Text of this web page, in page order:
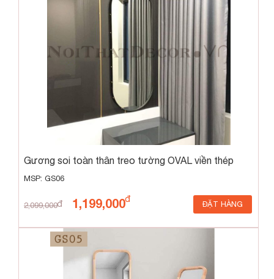
Gương soi toàn thân treo tường OVAL viền thép
MSP: GS06
2,099,000 1,199,000 ĐẶT HÀNG